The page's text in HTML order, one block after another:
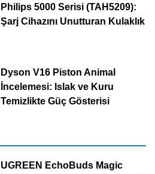
Philips 5000 Serisi (TAH5209):
Şarj Cihazını Unutturan Kulaklık
Dyson V16 Piston Animal
İncelemesi: Islak ve Kuru
Temizlikte Güç Gösterisi
UGREEN EchoBuds Magic